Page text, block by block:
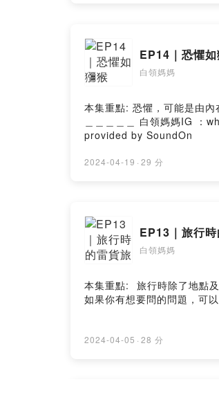
EP14｜恐懼
白領媽媽
本集重點: 恐懼，可能是由內
provided by SoundOn
2024-04-19 · 29 分
EP13｜旅行
白領媽媽
本集重點: ️ 旅行時除了地點及行程安排之外，最重要的是有好旅伴，否則遇到雷貨的旅伴讓旅遊的好心情大打折扣 ＿＿＿＿＿＿＿＿ 白領媽媽IG ：whitecollarmama
2024-04-05 · 28 分